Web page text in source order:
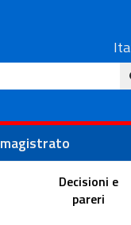
Ita
Decisioni e
pareri